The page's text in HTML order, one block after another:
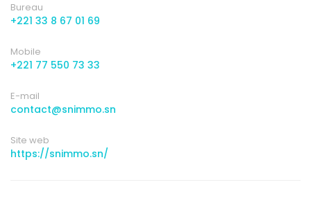
Bureau
+221 33 8 67 01 69
Mobile
+221 77 550 73 33
E-mail
contact@snimmo.sn
Site web
https://snimmo.sn/